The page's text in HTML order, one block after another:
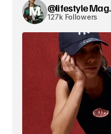
@lifestyle Mag.
127k Followers